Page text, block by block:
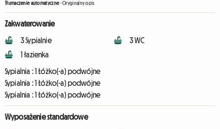
Tłumaczenie automatyczne-Oryginalny opis
Zakwaterowanie
3 Sypialnie
1 łazienka
3 WC
Sypialnia :1 Łóżko(-a) podwójne
Sypialnia :1 Łóżko(-a) podwójne
Sypialnia :1 Łóżko(-a) podwójne
Wyposażenie standardowe